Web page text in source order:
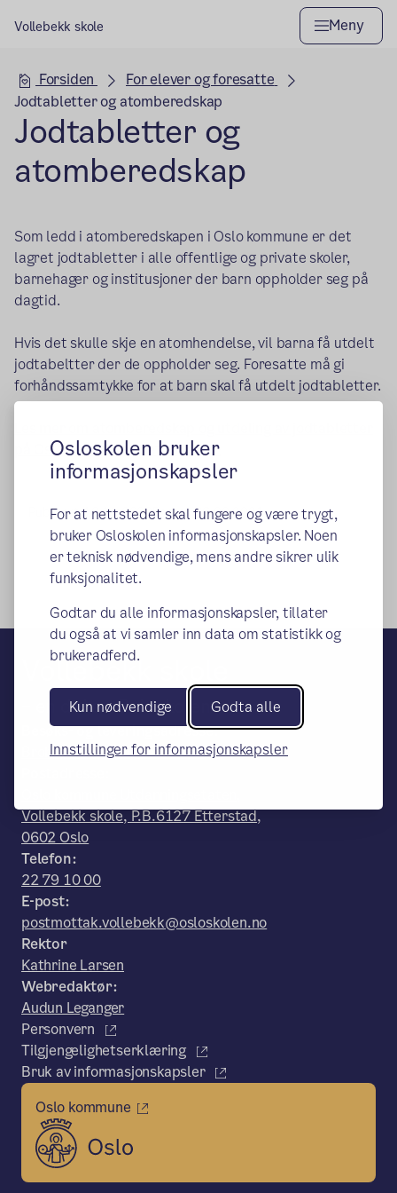
Osloskolen bruker
informasjonskapsler
For at nettstedet skal fungere og være trygt,
bruker Osloskolen informasjonskapsler. Noen
er teknisk nødvendige, mens andre sikrer ulik
funksjonalitet.
Godtar du alle informasjonskapsler, tillater
du også at vi samler inn data om statistikk og
brukeradferd.
Kun nødvendige Godta alle
Innstillinger for informasjonskapsler
Vollebekk skole Meny
Hovedseksjon
Forsiden
For elever og foresatte
Jodtabletter og atomberedskap
Jodtabletter og
atomberedskap
Som ledd i atomberedskapen i Oslo kommune er det
lagret jodtabletter i alle offentlige og private skoler,
barnehager og institusjoner der barn oppholder seg på
dagtid.
Hvis det skulle skje en atomhendelse, vil barna få utdelt
jodtabeltter der de oppholder seg. Foresatte må gi
forhåndssamtykke for at barn skal få utdelt jodtabletter.
på Oslo kommunes nettsider.
(ekstern lenke)
Publisert:10.11.2020Endret:26.08.2021
Vollebekk skole
– en del av Osloskolen
Besøks- og leveringsadresse:
Brobekkveien 50, 0598 Oslo
Vollebekk skole, P.B.6127 Etterstad,
0602 Oslo
Telefon:
22 79 10 00
E-post:
postmottak.vollebekk@osloskolen.no
Rektor
Kathrine Larsen
Webredaktør:
Audun Leganger
Personvern
Tilgjengelighetserklæring
Bruk av informasjonskapsler
Oslo kommune